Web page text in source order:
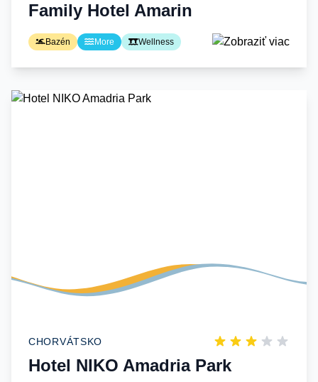
Family Hotel Amarin
Bazén More Wellness
CHORVÁTSKO
Hotel NIKO Amadria Park